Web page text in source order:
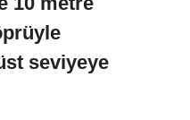
seviyeye